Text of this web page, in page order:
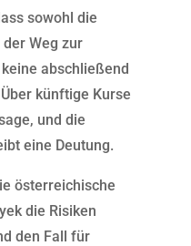
sowohl die
Weg zur
abschließend
künftige Kurse
und die
eine Deutung.
österreichische
die Risiken
den Fall für